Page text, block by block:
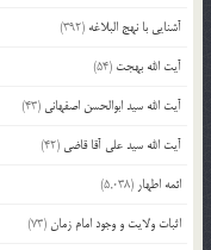
آشنایی با نهج البلاغه (392)
آیت الله بهجت (54)
آیت الله سید ابوالحسن اصفهانی (43)
آیت الله سید علی آقا قاضی (42)
ائمه اطهار (5,038)
اثبات ولایت و وجود امام زمان(73)